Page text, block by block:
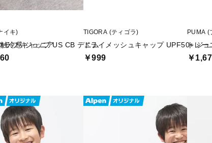
冷感 ジュニア
イキ)
ラブ キャップ US CB デニム
TIGORA (ティゴラ)
ドライメッシュキャップ UPF50+ ジ
￥999
PUMA (
トレー
￥